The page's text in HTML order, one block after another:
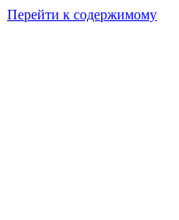
Перейти к содержимому